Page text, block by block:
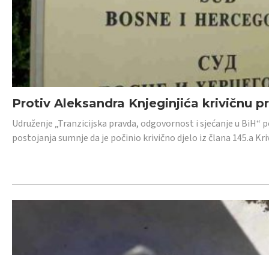
Protiv Aleksandra Knjeginjića krivičnu
Udruženje „Tranzicijska pravda, odgovornost i sjećanje u
postojanja sumnje da je počinio krivično djelo iz člana 145.a